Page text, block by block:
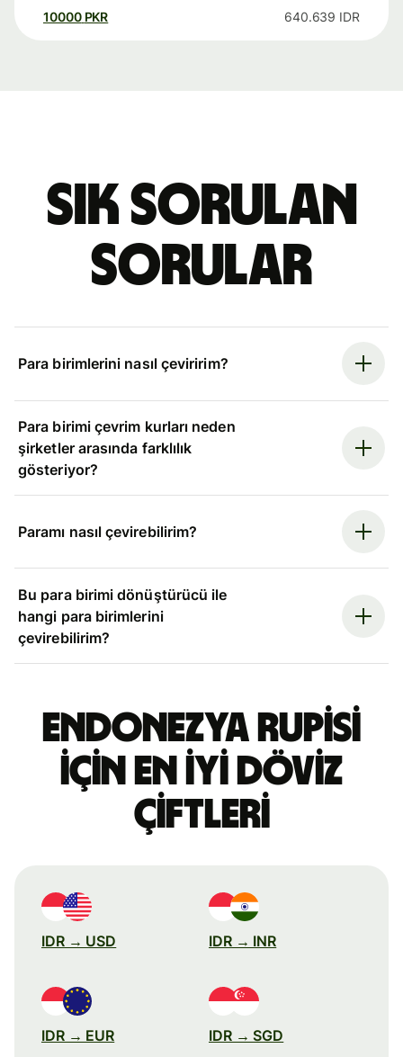
10000 PKR 640.639 IDR
Sık sorulan
sorular
Para birimlerini nasıl çeviririm?
Para birimi çevrim kurları neden
şirketler arasında farklılık
gösteriyor?
Paramı nasıl çevirebilirim?
Bu para birimi dönüştürücü ile
hangi para birimlerini
çevirebilirim?
Endonezya rupisi
için en iyi döviz
çiftleri
IDR → USD IDR → INR
IDR → EUR IDR → SGD